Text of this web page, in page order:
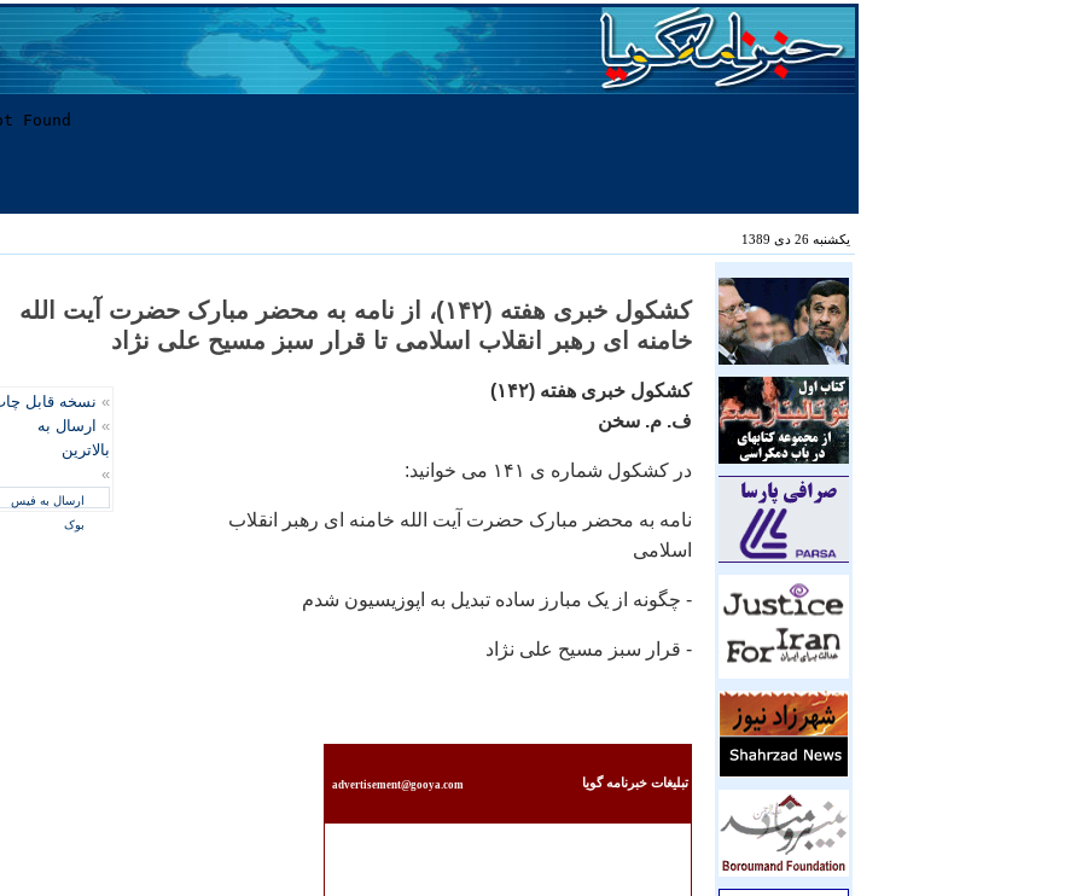
یکشنبه 26 دی 1389
کشکول خبری هفته (۱۴۲)، از نامه به محضر مبارک حضرت آيت الله
خامنه ای رهبر انقلاب اسلامی تا قرار سبز مسیح علی نژاد
» نسخه قابل
» ارسال به
بالاترین
»
ارسال به فیس
بوک
کشکول خبری هفته (۱۴۲)
ف. م. سخن
در کشکول شماره ی ۱۴۱ می خوانيد:
نامه به محضر مبارک حضرت آيت الله خامنه ای رهبر انقلاب
اسلامی
- چگونه از یک مبارز ساده تبدیل به اپوزیسیون شدم
- قرار سبز مسیح علی نژاد
تبليغات خبرنامه گويا advertisement@gooya.com